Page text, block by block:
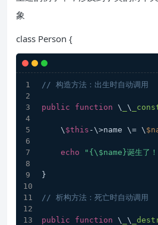
象
class Person {
// 构造方法：出生时自动调用
public function \ \
    \
$this -\>name \= \
echo "{\$name}诞生了
}
// 析构方法：死亡时自动调用
public function \ \